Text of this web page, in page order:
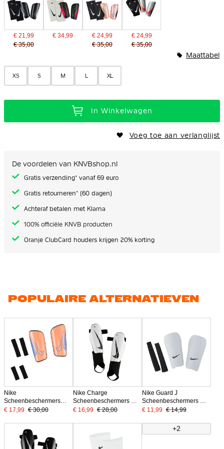
€ 21,99
€ 35,00
€ 34,99
€ 24,99
€ 35,00
€ 24,99
€ 35,00
XS S M L XL
Maattabel
In Winkelwagen
Voeg toe aan verlanglijst
De voordelen van KNVBshop.nl
Gratis verzending* vanaf 69 euro
Gratis retourneren* (60 dagen)
Achteraf betalen met Klarna
100% officiële KNVB producten
Oranje ClubCard houders krijgen 20% korting
POPULAIRE ALTERNATIEVEN
Nike
Scheenbeschermers
Mercurial Hardshell
Zwart
€ 17,99 € 30,00
Nike Charge
Scheenbeschermers Wit
Zwart
€ 16,99 € 28,00
Nike Guard J
Scheenbeschermers Wit
Zwart
€ 11,99 € 14,99
+2